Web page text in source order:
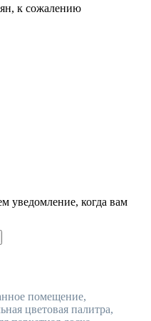
к сожалению
уведомление, когда вам
помещение,
цветовая палитра,